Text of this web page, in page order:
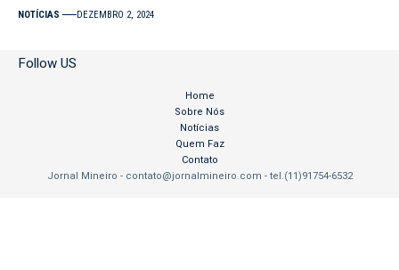
NOTÍCIAS DEZEMBRO 2, 2024
Follow US
Jornal Mineiro - contato@jornalmineiro.com - tel.(11)91754-6532
Home
Sobre Nós
Notícias
Quem Faz
Contato